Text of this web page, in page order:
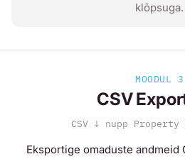
klõpsuga.
MOODUL 3
CSV
CSV ↓ nupp
Eksportige omaduste andmeid